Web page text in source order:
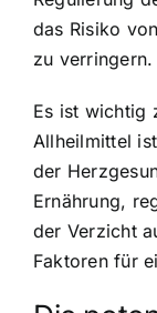
das Risiko
zu verringern.
Es ist wichtig
Allheilmittel
der
Ernährung,
der Verzicht
Faktoren für